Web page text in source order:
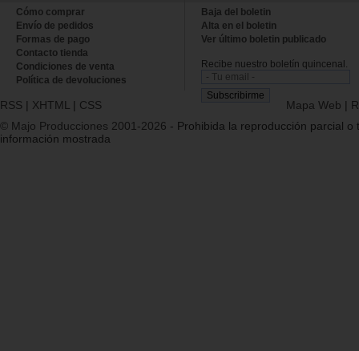
Cómo comprar
Envío de pedidos
Formas de pago
Contacto tienda
Condiciones de venta
Política de devoluciones
Baja del boletin
Alta en el boletin
Ver último boletin publicado
Recibe nuestro boletín quincenal.
RSS | XHTML | CSS Mapa Web |
© Majo Producciones 2001-2026 - Prohibida la reproducción parcial o
información mostrada